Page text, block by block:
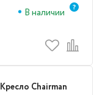
В наличии
Кресло Chairman